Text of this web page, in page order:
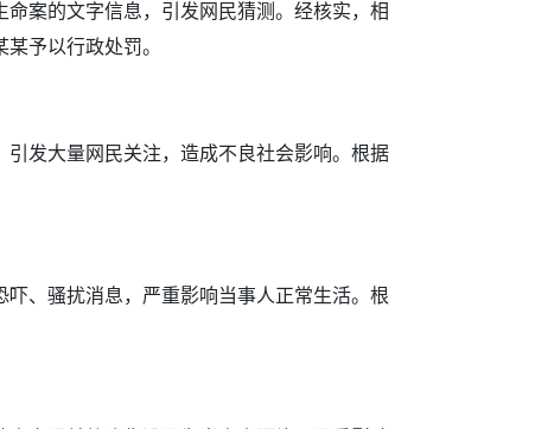
案的文字信息，引发网民猜测。经核实，相
予以行政处罚。
发大量网民关注，造成不良社会影响。根据
、骚扰消息，严重影响当事人正常生活。根